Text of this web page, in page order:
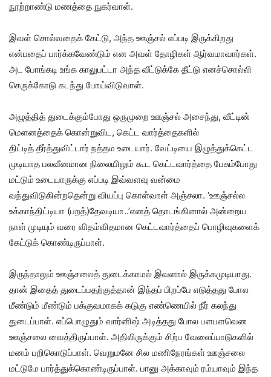
நூற்றாண்டு மணத்தை நுகர்வாள்.
இவள் சொல்வதைக் கேட்டு, அந்த ஊஞ்சல் எப்படி இருக்கிறது
என்பதைப் பார்க்கவேண்டும் என அவள் தோழிகள் ஆர்வமாவார்கள்.
அட போங்கடி உங்க காலுபட்டா அந்த வீட்டுக்கே தீட்டு எனச்சொல்லி
செருக்கோடு கடந்து போய்விடுவாள்.
அழுத்தித் துடைக்கும்போது ஒருமுறை ஊஞ்சல் அசைந்து, வீட்டின்
மெளனத்தைக் கொன்றுவிட, கெட்ட வார்த்தைகளில்
திட்டித் தீர்த்துவிட்டார் நத்தம உடையார். வேட்டியை இழுத்துக்கெட்ட
முடியாத பலவீனமான நிலையிலும் கூட கெட்டவார்த்தை பேசும்போது
மட்டும் உடையாருக்கு எப்படி இவ்வளவு வன்மை
வந்துவிடுகின்றதென்று வியப்பு கொள்வாள் அஞ்சலா. ‘ஊஞ்சல்ல
உக்காந்திட்டியா (பறத்)தேவடியா..’எனத் தொடங்கினால் அன்றைய
நாள் முடியும் வரை விதம்விதமான கெட்டவார்த்தைப் பொழிவுகளைக்
கேட்டுக் கொண்டிருப்பாள்.
இருந்தாலும் ஊஞ்சலைத் துடைக்காமல் இவளால் இருக்கமுடியாது.
தான் இதைத் துடைப்பதற்குத்தான் இந்தப் பிறப்பே எடுத்தது போல
மீண்டும் மீண்டும் பக்குவமாகக் கடுகு எண்ணெயில் நீர் கலந்து
துடைப்பாள். எப்பொழுதும் வார்னிஷ் அடித்தது போல பளபளவென
ஊஞ்சலை வைத்திருப்பாள். அதிலிருக்கும் சிற்ப வேலைப்பாடுகளில்
மனம் பறிகொடுப்பாள். வெறுமனே சில மணிநேரங்கள் ஊஞ்சலை
மட்டுமே பார்த்துக்கொண்டிருப்பாள். பானு அக்காவும் ரம்யாவும் இந்த